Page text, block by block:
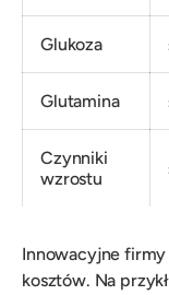
Glukoza
Glutamina
Czynniki
wzrostu
Innowacyjne
kosztów. Na